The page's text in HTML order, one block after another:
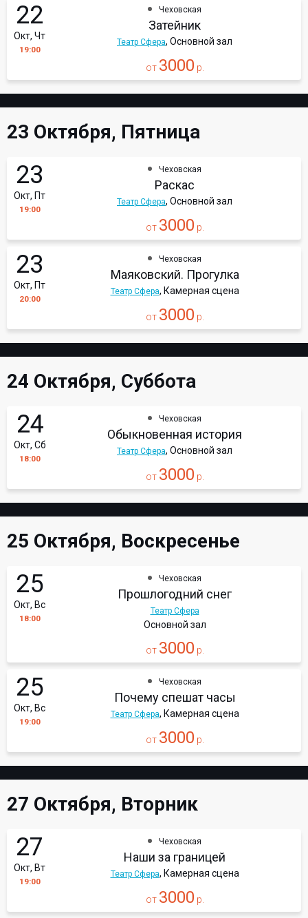
22
Окт, Чт
19:00
Чеховская
Затейник
Театр Сфера, Основной зал
от 3000 р.
23 Октября, Пятница
23
Окт, Пт
19:00
Чеховская
Раскас
Театр Сфера, Основной зал
от 3000 р.
23
Окт, Пт
20:00
Чеховская
Маяковский. Прогулка
Театр Сфера, Камерная сцена
от 3000 р.
24 Октября, Суббота
24
Окт, Сб
18:00
Чеховская
Обыкновенная история
Театр Сфера, Основной зал
от 3000 р.
25 Октября, Воскресенье
25
Окт, Вс
18:00
Чеховская
Прошлогодний снег
Театр Сфера
Основной зал
от 3000 р.
25
Окт, Вс
19:00
Чеховская
Почему спешат часы
Театр Сфера, Камерная сцена
от 3000 р.
27 Октября, Вторник
27
Окт, Вт
19:00
Чеховская
Наши за границей
Театр Сфера, Камерная сцена
от 3000 р.